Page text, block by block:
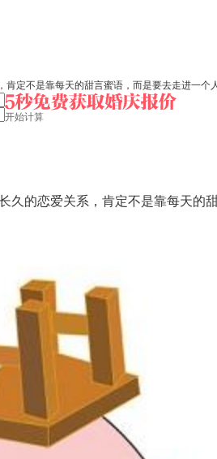
定不是靠每天的甜言蜜语，而是要去走进一个
开始计算
的恋爱关系，肯定不是靠每天的